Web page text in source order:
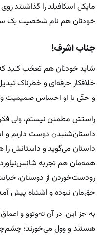
مایکل اسکافیلد را گذاشتند
خودتان هم نام شخصیت یک
جناب اشرف!
شاید خودتان هم تعجّب کنید
خلافکار حرفه‌ای و خطرناک
و حتّی با او احساس صمیمیت و
راستش مطمئن نیستم، ولی
داستان‌شنیدن دوست داریم
داستان می‌گوید و داستانش را
همه‌‌مان هم تجربه
رودست‌خوردن از دوستان،
حق‌مان نبوده و اشتباه پیش
به جز این، در آن ته‌وتوو و
هستند و وول می‌خورند؛